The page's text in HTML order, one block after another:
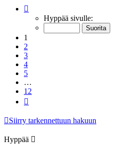
12 Hyppää sivulle:
1
2
3
4
5
…
12
Siirry tarkennettuun hakuun
Hyppää